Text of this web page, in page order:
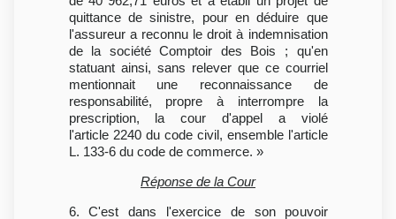
quittance de sinistre, pour en déduire que
l'assureur a reconnu le droit à indemnisation
de la société Comptoir des Bois ; qu'en
statuant ainsi, sans relever que ce courriel
mentionnait une reconnaissance de
responsabilité, propre à interrompre la
prescription, la cour d'appel a violé
l'article 2240 du code civil, ensemble l'article
L. 133-6 du code de commerce. »
Réponse de la Cour
6. C'est dans l'exercice de son pouvoir